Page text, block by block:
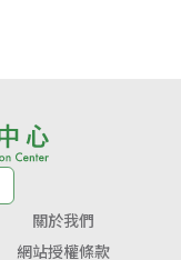
關於我們
網站授權條款